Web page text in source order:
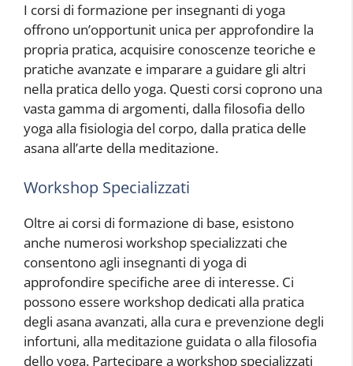
I corsi di formazione per insegnanti di yoga
offrono un’opportunit unica per approfondire la
propria pratica, acquisire conoscenze teoriche e
pratiche avanzate e imparare a guidare gli altri
nella pratica dello yoga. Questi corsi coprono una
vasta gamma di argomenti, dalla filosofia dello
yoga alla fisiologia del corpo, dalla pratica delle
asana all’arte della meditazione.
Workshop Specializzati
Oltre ai corsi di formazione di base, esistono
anche numerosi workshop specializzati che
consentono agli insegnanti di yoga di
approfondire specifiche aree di interesse. Ci
possono essere workshop dedicati alla pratica
degli asana avanzati, alla cura e prevenzione degli
infortuni, alla meditazione guidata o alla filosofia
dello yoga. Partecipare a workshop specializzati